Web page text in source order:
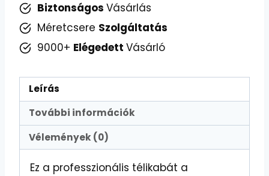
Biztonságos Vásárlás
Méretcsere Szolgáltatás
9000+ Elégedett Vásárló
Leírás
További információk
Vélemények (0)
Ez a professzionális télikabát a